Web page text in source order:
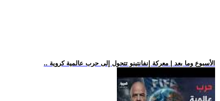
.. الأسبوع وما بعد | معركة إنفانتينو تتحول إلى حرب عالمية كروية